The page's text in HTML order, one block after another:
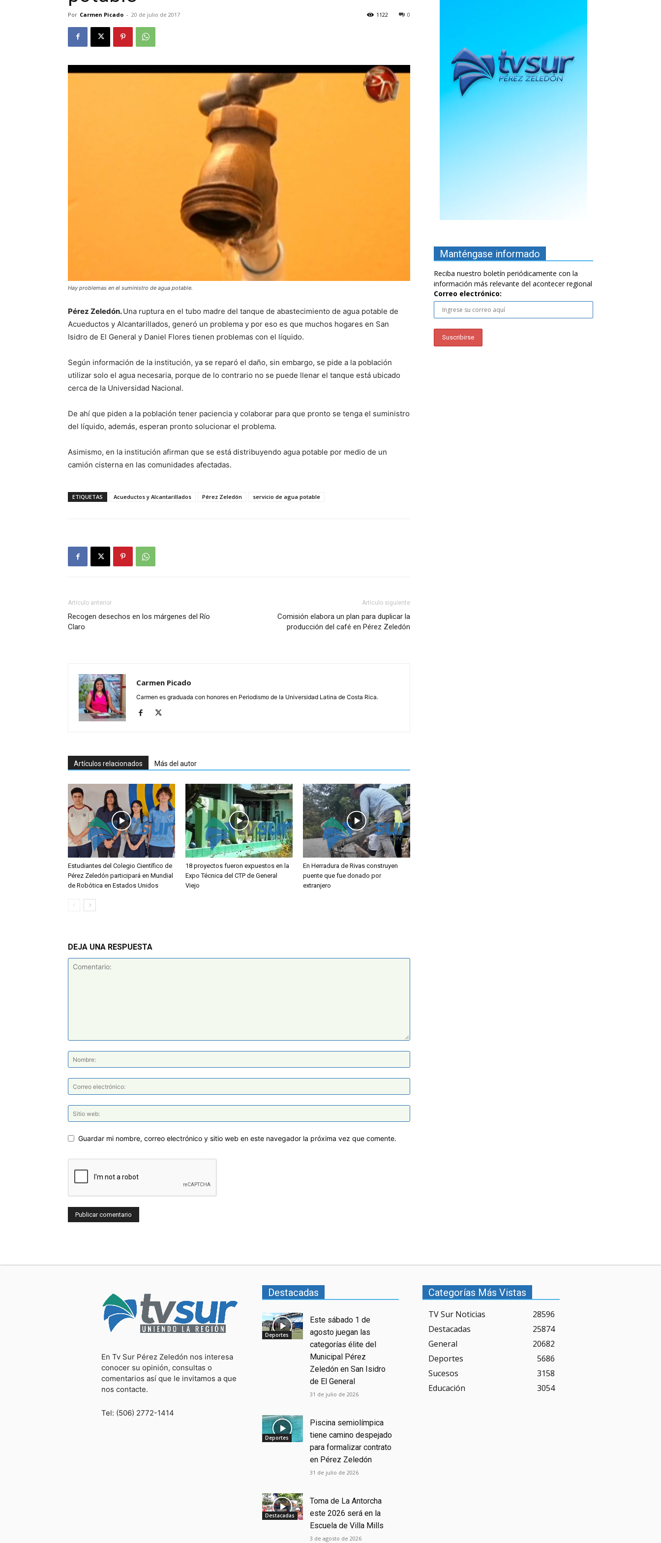
Por Carmen Picado - 20 de julio de 2017 0
1122
Hay problemas en el suministro de agua potable.
Pérez Zeledón.Una ruptura en el tubo madre del tanque de abastecimiento de agua potable de
Acueductos y Alcantarillados, generó un problema y por eso es que muchos hogares en San
Isidro de El General y Daniel Flores tienen problemas con el líquido.
Según información de la institución, ya se reparó el daño, sin embargo, se pide a la población
utilizar solo el agua necesaria, porque de lo contrario no se puede llenar el tanque está ubicado
cerca de la Universidad Nacional.
De ahí que piden a la población tener paciencia y colaborar para que pronto se tenga el suministro
del líquido, además, esperan pronto solucionar el problema.
Asimismo, en la institución afirman que se está distribuyendo agua potable por medio de un
camión cisterna en las comunidades afectadas.
ETIQUETAS Acueductos y Alcantarillados Pérez Zeledón servicio de agua potable
Artículo anterior
Recogen desechos en los márgenes del Río
Claro
Artículo siguiente
Comisión elabora un plan para duplicar la
producción del café en Pérez Zeledón
Carmen Picado
Carmen es graduada con honores en Periodismo de la Universidad Latina de Costa Rica.
Artículos relacionados Más del autor
Estudiantes del Colegio Científico de
Pérez Zeledón participará en Mundial
de Robótica en Estados Unidos
18 proyectos fueron expuestos en la
Expo Técnica del CTP de General
Viejo
En Herradura de Rivas construyen
puente que fue donado por
extranjero
DEJA UNA RESPUESTA
Guardar mi nombre, correo electrónico y sitio web en este navegador la próxima vez que comente.
Manténgase informado
Reciba nuestro boletín periódicamente con la
información más relevante del acontecer regional
Correo electrónico:
En Tv Sur Pérez Zeledón nos interesa
conocer su opinión, consultas o
comentarios así que le invitamos a que
nos contacte.
Tel: (506) 2772-1414
Destacadas
Deportes
Este sábado 1 de
agosto juegan las
categorías élite del
Municipal Pérez
Zeledón en San Isidro
de El General
31 de julio de 2026
Deportes
Piscina semiolímpica
tiene camino despejado
para formalizar contrato
en Pérez Zeledón
31 de julio de 2026
Destacadas
Toma de La Antorcha
este 2026 será en la
Escuela de Villa Mills
3 de agosto de 2026
Categorías Más Vistas
TV Sur Noticias
28596
Destacadas
25874
General
20682
Deportes
5686
Sucesos
3158
Educación
3054